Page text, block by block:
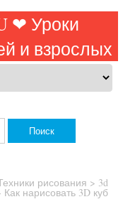
❤ Уроки
и взрослых
рисования > 3d
Как нарисовать 3D куб